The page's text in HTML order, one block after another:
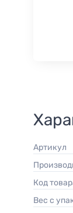
Артикул
Код
Вес с